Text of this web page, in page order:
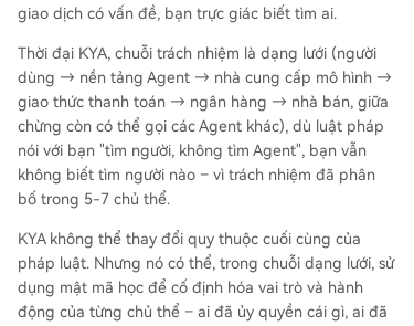
giao dịch có vấn đề, bạn trực giác biết tìm ai.
Thời đại KYA, chuỗi trách nhiệm là dạng lưới (người
dùng → nền tảng Agent → nhà cung cấp mô hình →
giao thức thanh toán → ngân hàng → nhà bán, giữa
chừng còn có thể gọi các Agent khác), dù luật pháp
nói với bạn "tìm người, không tìm Agent", bạn vẫn
không biết tìm người nào – vì trách nhiệm đã phân
bố trong 5-7 chủ thể.
KYA không thể thay đổi quy thuộc cuối cùng của
pháp luật. Nhưng nó có thể, trong chuỗi dạng lưới, sử
dụng mật mã học để cố định hóa vai trò và hành
động của từng chủ thể – ai đã ủy quyền cái gì, ai đã